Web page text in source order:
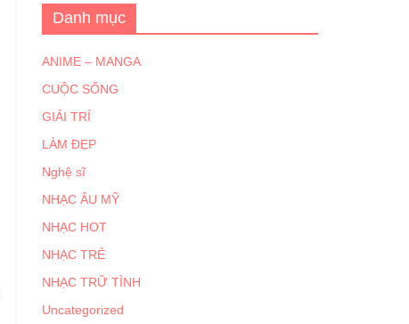
Danh mục
ANIME – MANGA
CUỘC SỐNG
GIẢI TRÍ
LÀM ĐẸP
Nghệ sĩ
NHẠC ÂU MỸ
NHẠC HOT
NHẠC TRẺ
NHẠC TRỮ TÌNH
Uncategorized